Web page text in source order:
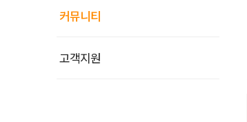
커뮤니티
고객지원